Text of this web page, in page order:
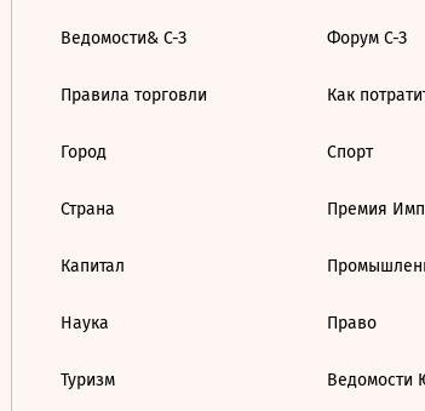
Ведомости& С-З
Правила торговли
Город
Страна
Капитал
Наука
Туризм
Форум С-З
Как
Спорт
Премия
Право
Ведомости